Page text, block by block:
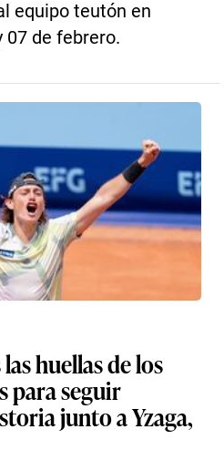
equipo teutón en
07 de febrero.
huellas de los
para seguir
junto a Yzaga,